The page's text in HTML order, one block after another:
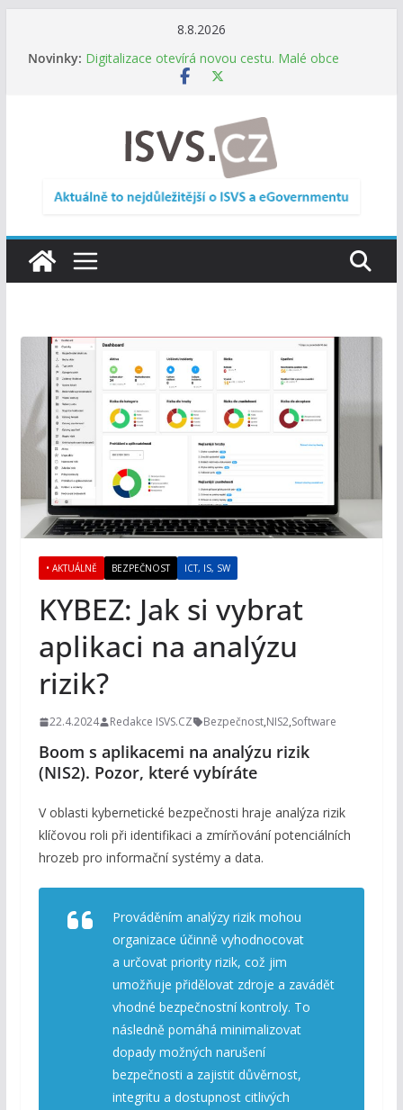
8.8.2026
Novinky: Digitalizace otevírá novou cestu. Malé obce
nemusí zanikat, mohou více spolupracovat
DIA: Informační systém dlouhodobého řízení
(ISDŘ) je od července v plném provozu
RVIS – Výbor pro architekturu a řízení ICT
zveřejnil materiály z nového jednání
Informace o obcích vždy po ruce. SMS ČR spouští
• AKTUÁLNĚ BEZPEČNOST ICT, IS, SW
KYBEZ: Jak si vybrat
aplikaci na analýzu
rizik?
22.4.2024 Redakce ISVS.CZ Bezpečnost,NIS2,Software
Boom s aplikacemi na analýzu rizik
(NIS2). Pozor, které vybíráte
V oblasti kybernetické bezpečnosti hraje analýza rizik
klíčovou roli při identifikaci a zmírňování potenciálních
hrozeb pro informační systémy a data.
Prováděním analýzy rizik mohou
organizace účinně vyhodnocovat
a určovat priority rizik, což jim
umožňuje přidělovat zdroje a zavádět
vhodné bezpečnostní kontroly. To
následně pomáhá minimalizovat
dopady možných narušení
bezpečnosti a zajistit důvěrnost,
integritu a dostupnost citlivých